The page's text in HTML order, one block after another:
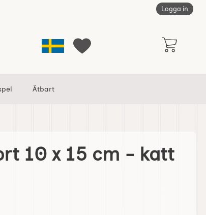
Logga in
Sverige Mina favoriter
sökning
Ätbart
som favorit10 x 15 cm - katt
5
Julkort 10 x 15 cm - katt